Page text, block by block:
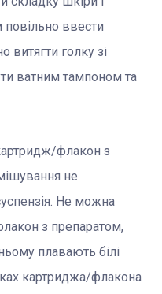
повільно ввести
витягти голку зі
ватним тампоном та
флакон з
не
Не можна
з препаратом,
плавають білі
картриджа/флакона